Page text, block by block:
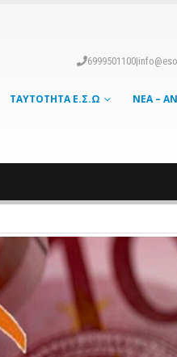
6999501100|
ΤΑΥΤΌΤΗΤΑ Ε.Σ.Ω ΝΈΑ –